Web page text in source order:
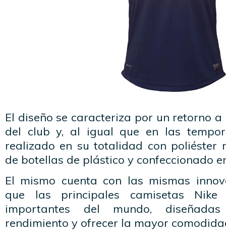
El diseño se caracteriza por un retorno
del club y, al igual que en las
realizado en su totalidad con poliéster
de botellas de plástico y confeccionado
El mismo cuenta con las mismas
que las principales camisetas
importantes del mundo,
rendimiento y ofrecer la mayor